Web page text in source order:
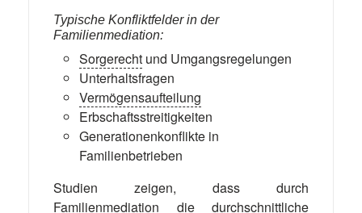
Typische Konfliktfelder in der
Familienmediation:
Sorgerecht und Umgangsregelungen
Unterhaltsfragen
Vermögensaufteilung
Erbschaftsstreitigkeiten
Generationenkonflikte in
Familienbetrieben
Studien zeigen, dass durch
Familienmediation die durchschnittliche